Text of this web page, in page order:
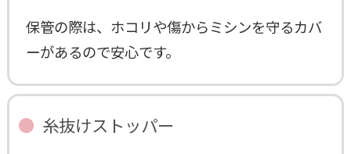
保管の際は、ホコリや傷からミシンを守るカバ
ーがあるので安心です。
糸抜けストッパー